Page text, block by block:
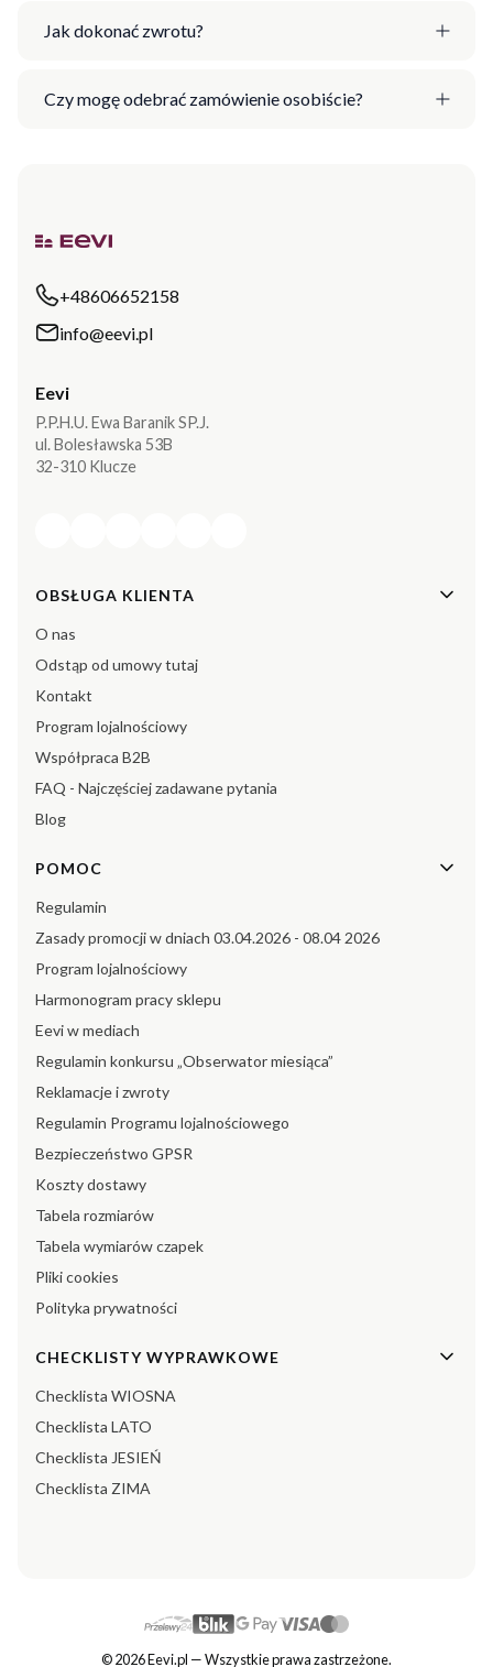
Jak dokonać zwrotu?
Czy mogę odebrać zamówienie osobiście?
+48606652158
info@eevi.pl
Eevi
P.P.H.U. Ewa Baranik SP.J.
ul. Bolesławska 53B
32-310 Klucze
Linki w stopce
OBSŁUGA KLIENTA
O nas
Odstąp od umowy tutaj
Kontakt
Program lojalnościowy
Współpraca B2B
FAQ - Najczęściej zadawane pytania
Blog
POMOC
Regulamin
Zasady promocji w dniach 03.04.2026 - 08.04 2026
Program lojalnościowy
Harmonogram pracy sklepu
Eevi w mediach
Regulamin konkursu „Obserwator miesiąca”
Reklamacje i zwroty
Regulamin Programu lojalnościowego
Bezpieczeństwo GPSR
Koszty dostawy
Tabela rozmiarów
Tabela wymiarów czapek
Pliki cookies
Polityka prywatności
CHECKLISTY WYPRAWKOWE
Checklista WIOSNA
Checklista LATO
Checklista JESIEŃ
Checklista ZIMA
© 2026 Eevi.pl — Wszystkie prawa zastrzeżone.